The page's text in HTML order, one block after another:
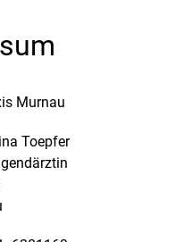
Murnau
Toepfer